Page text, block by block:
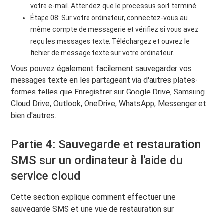
votre e-mail. Attendez que le processus soit terminé.
Étape 08: Sur votre ordinateur, connectez-vous au
même compte de messagerie et vérifiez si vous avez
reçu les messages texte. Téléchargez et ouvrez le
fichier de message texte sur votre ordinateur.
Vous pouvez également facilement sauvegarder vos
messages texte en les partageant via d'autres plates-
formes telles que Enregistrer sur Google Drive, Samsung
Cloud Drive, Outlook, OneDrive, WhatsApp, Messenger et
bien d'autres.
Partie 4: Sauvegarde et restauration
SMS sur un ordinateur à l'aide du
service cloud
Cette section explique comment effectuer une
sauvegarde SMS et une vue de restauration sur